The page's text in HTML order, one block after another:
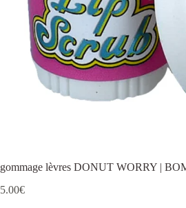
gommage lèvres DONUT WORRY |
5.00€